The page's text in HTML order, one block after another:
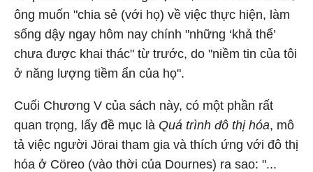
ông muốn "chia sẻ (với họ) về việc thực hiện, làm
sống dậy ngay hôm nay chính "những ‘khả thể’
chưa được khai thác" từ trước, do "niềm tin của tôi
ở năng lượng tiềm ẩn của họ".
Cuối Chương V của sách này, có một phần rất
quan trọng, lấy đề mục là Quá trình đô thị hóa, mô
tả việc người Jörai tham gia và thích ứng với đô thị
hóa ở Cöreo (vào thời của Dournes) ra sao: "...